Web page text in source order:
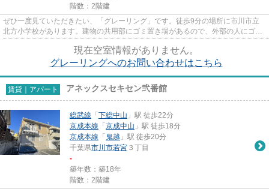
階数：2階建
ぜひ一度見ていただきたい、「グレーリング」です。徒歩9分の場所に市川市立
北方小学校があります。建物の共用部にゴミ置き場があるので、外部の人にゴミ
現在空室情報がありません。
グレーリングへのお問い合わせはこちら
賃貸｜アパート アネックスセキセン弐番館
総武線 「 下総中山 」駅 徒歩22分
京成本線 「 京成中山 」駅 徒歩18分
京成本線 「 鬼越 」駅 徒歩20分
千葉県市川市若宮 ３丁目
-
築年数：築18年
階数：2階建